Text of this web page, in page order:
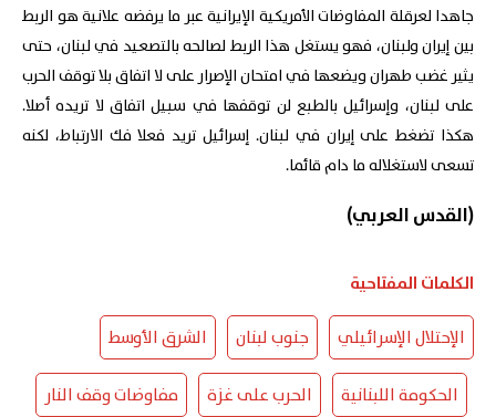
جاهدا لعرقلة المفاوضات الأمريكية الإيرانية عبر ما يرفضه علانية هو الربط
بين إيران ولبنان، فهو يستغل هذا الربط لصالحه بالتصعيد في لبنان، حتى
يثير غضب طهران ويضعها في امتحان الإصرار على لا اتفاق بلا توقف الحرب
على لبنان، وإسرائيل بالطبع لن توقفها في سبيل اتفاق لا تريده أصلا.
هكذا تضغط على إيران في لبنان. إسرائيل تريد فعلا فك الارتباط، لكنه
تسعى لاستغلاله ما دام قائما.
(القدس العربي)
الكلمات المفتاحية
الإحتلال الإسرائيلي جنوب لبنان الشرق الأوسط
الحكومة اللبنانية الحرب على غزة مفاوضات وقف النار